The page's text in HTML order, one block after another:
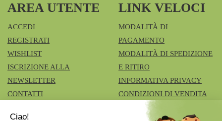
AREA UTENTE
ACCEDI
REGISTRATI
WISHLIST
ISCRIZIONE ALLA
NEWSLETTER
CONTATTI
LINK VELOCI
MODALITÀ DI
PAGAMENTO
MODALITÀ DI SPEDIZIONE
E RITIRO
INFORMATIVA PRIVACY
CONDIZIONI DI VENDITA
COOKIE POLICY